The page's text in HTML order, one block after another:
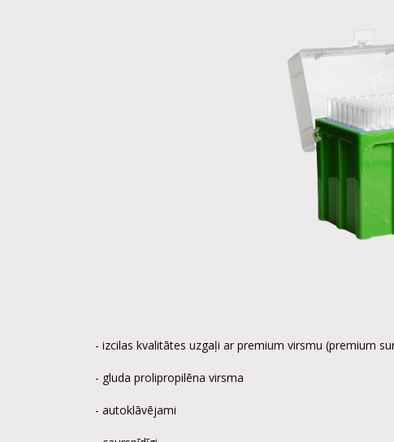
- izcilas kvalitātes uzgaļi ar premium virsmu (premium
- gluda prolipropilēna virsma
- autoklāvējami